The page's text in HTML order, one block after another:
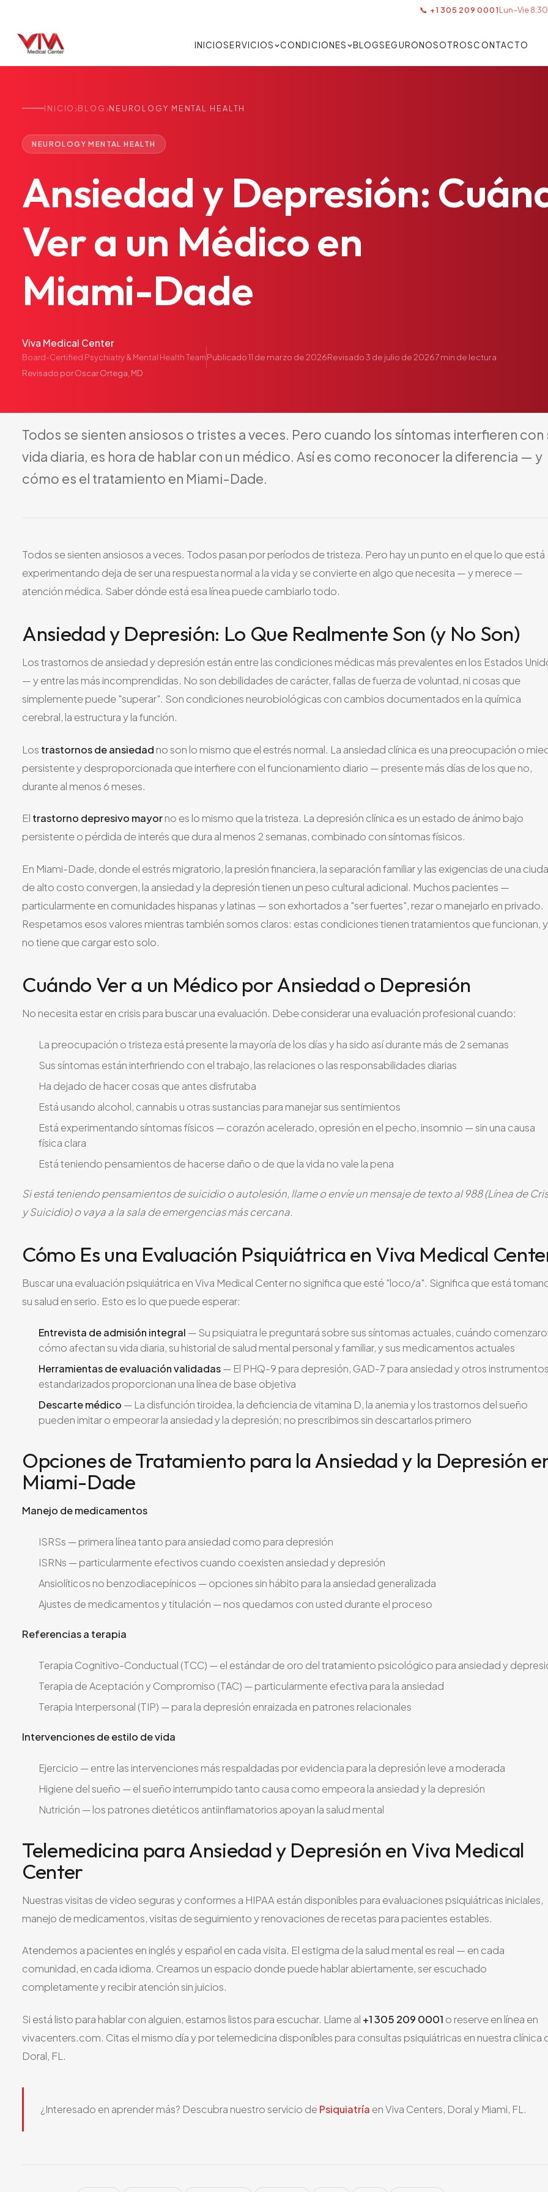
📞 +1 305 209 0001Lun–Vie
INICIOSERVICIOS CONDICIONES BLOGSEGURONOSOTROSCONTACTO
INICIO ›BLOG ›NEUROLOGY MENTAL HEALTH
NEUROLOGY MENTAL HEALTH
Ansiedady Depresión:
Vera un Médicoen
Miami-Dade
Viva Medical Center
Board-Certified Psychiatry & Mental Health Team
Revisado porOscar Ortega, MD
Publicado11 de marzo de 2026Revisado3 de julio de 20267min de lectura
Todos se sienten ansiosos o tristes aveces. Pero cuando los síntomas interfieren con
vida diaria, es hora de hablarcon un médico. Asíes como reconocer la diferencia — y
cómo es el tratamiento en Miami-Dade.
Todos se sienten ansiosos a veces. Todos pasan por períodos de tristeza. Pero hay un punto en el que lo que está
experimentando deja de ser una respuesta normal a la vida y se convierte en algo que necesita — y merece —
atención médica. Saber dónde está esa línea puede cambiarlo todo.
Ansiedad y Depresión: Lo Que Realmente Son (y No Son)
Los trastornos de ansiedad y depresión están entre las condiciones médicas más prevalentes en los Estados
— y entre las más incomprendidas. No son debilidades de carácter, fallas de fuerza de voluntad, ni cosas que
simplemente puede "superar". Son condiciones neurobiológicas con cambios documentados en la química
cerebral, la estructura y la función.
Los trastornos de ansiedad no son lo mismo que el estrés normal. La ansiedad clínica es una preocupación o
persistente y desproporcionada que interfiere con el funcionamiento diario — presente más días de los que no,
durante al menos 6 meses.
El trastorno depresivo mayorno es lo mismo que la tristeza. La depresión clínica es un estado de ánimo bajo
persistente o pérdida de interés que dura al menos 2 semanas, combinado con síntomas físicos.
En Miami-Dade, donde el estrés migratorio, la presión financiera, la separación familiar y las exigencias de una
de alto costo convergen, la ansiedad y la depresión tienen un peso cultural adicional. Muchos pacientes —
particularmente en comunidades hispanas y latinas — son exhortados a "ser fuertes", rezar o manejarlo en privado.
Respetamos esos valores mientras también somos claros: estas condiciones tienen tratamientos que funcionan, y
no tiene que cargar esto solo.
Cuándo Ver a un Médico por Ansiedad o Depresión
No necesita estar en crisis para buscar una evaluación. Debe considerar una evaluación profesional cuando:
La preocupación o tristeza está presente la mayoría de los días y ha sido así durante más de 2 semanas
Sus síntomas están interfiriendo con el trabajo, las relaciones o las responsabilidades diarias
Ha dejado de hacer cosas que antes disfrutaba
Está usando alcohol, cannabis u otras sustancias para manejar sus sentimientos
Está experimentando síntomas físicos — corazón acelerado, opresión en el pecho, insomnio — sin una causa
física clara
Está teniendo pensamientos de hacerse daño o de que la vida no vale la pena
Si está teniendo pensamientos de suicidio o autolesión, llame o envíe un mensaje de texto al 988 (Línea de
y Suicidio) o vaya a la sala de emergencias más cercana.
Cómo Es una Evaluación Psiquiátrica en Viva Medical
Buscar una evaluación psiquiátrica en Viva Medical Center no significa que esté "loco/a". Significa que está
su salud en serio. Esto es lo que puede esperar:
Entrevista de admisión integral — Su psiquiatra le preguntará sobre sus síntomas actuales, cuándo
cómo afectan su vida diaria, su historial de salud mental personal y familiar, y sus medicamentos actuales
Herramientas de evaluación validadas— El PHQ-9 para depresión, GAD-7 para ansiedad y otros
estandarizados proporcionan una línea de base objetiva
Descarte médico — La disfunción tiroidea, la deficiencia de vitamina D, la anemia y los trastornos del sueño
pueden imitar o empeorar la ansiedad y la depresión; no prescribimos sin descartarlos primero
Opciones de Tratamiento para la Ansiedad y la Depresión
Miami-Dade
Manejo de medicamentos
ISRSs — primera línea tanto para ansiedad como para depresión
ISRNs — particularmente efectivos cuando coexisten ansiedad y depresión
Ansiolíticos no benzodiacepínicos — opciones sin hábito para la ansiedad generalizada
Ajustes de medicamentos y titulación — nos quedamos con usted durante el proceso
Referencias a terapia
Terapia Cognitivo-Conductual (TCC) — el estándar de oro del tratamiento psicológico para ansiedad y
Terapia de Aceptación y Compromiso (TAC) — particularmente efectiva para la ansiedad
Terapia Interpersonal (TIP) — para la depresión enraizada en patrones relacionales
Intervenciones de estilo de vida
Ejercicio — entre las intervenciones más respaldadas por evidencia para la depresión leve a moderada
Higiene del sueño — el sueño interrumpido tanto causa como empeora la ansiedad y la depresión
Nutrición — los patrones dietéticos antiinflamatorios apoyan la salud mental
Telemedicina para Ansiedad y Depresión en Viva Medical
Center
Nuestras visitas de video seguras y conformes a HIPAA están disponibles para evaluaciones psiquiátricas iniciales,
manejo de medicamentos, visitas de seguimiento y renovaciones de recetas para pacientes estables.
Atendemos a pacientes en inglés y español en cada visita. El estigma de la salud mental es real — en cada
comunidad, en cada idioma. Creamos un espacio donde puede hablar abiertamente, ser escuchado
completamente y recibir atención sin juicios.
Si está listo para hablar con alguien, estamos listos para escuchar. Llame al +1 305 209 0001 o reserve en línea en
vivacenters.com. Citas el mismo día y por telemedicina disponibles para consultas psiquiátricas en nuestra clínica
Doral, FL.
¿Interesado en aprender más? Descubra nuestro servicio de Psiquiatría en Viva Centers, Doral y Miami, FL.